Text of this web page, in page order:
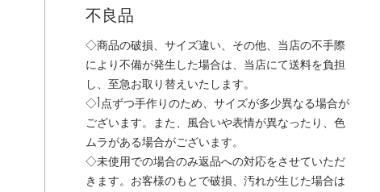
不良品
◇商品の破損、サイズ違い、その他、当店の不手際
により不備が発生した場合は、当店にて送料を負担
し、至急お取り替えいたします。
◇1点ずつ手作りのため、サイズが多少異なる場合が
ございます。また、風合いや表情が異なったり、色
ムラがある場合がございます。
◇未使用での場合のみ返品への対応をさせていただ
きます。お客様のもとで破損、汚れが生じた場合は